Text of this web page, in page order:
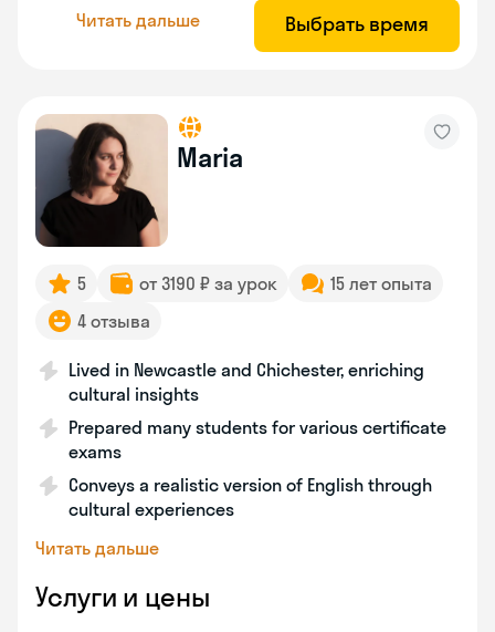
Читать дальше Выбрать время
Maria
5 от 3190 ₽ за урок
15 лет опыта
4 отзыва
Lived in Newcastle and Chichester, enriching
cultural insights
Prepared many students for various certificate
exams
Conveys a realistic version of English through
cultural experiences
Читать дальше
Услуги и цены